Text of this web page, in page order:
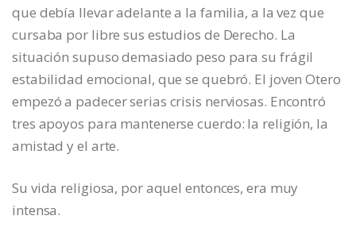
que debía llevar adelante a la familia, a la vez que
cursaba por libre sus estudios de Derecho. La
situación supuso demasiado peso para su frágil
estabilidad emocional, que se quebró. El joven Otero
empezó a padecer serias crisis nerviosas. Encontró
tres apoyos para mantenerse cuerdo: la religión, la
amistad y el arte.
Su vida religiosa, por aquel entonces, era muy
intensa.